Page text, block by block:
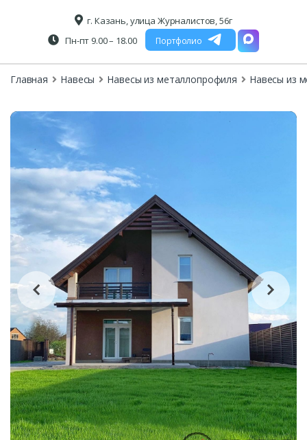
г. Казань, улица Журналистов, 56г
Пн-пт 9.00 – 18.00
Портфолио
Главная Навесы Навесы из металлопрофиля Навесы из